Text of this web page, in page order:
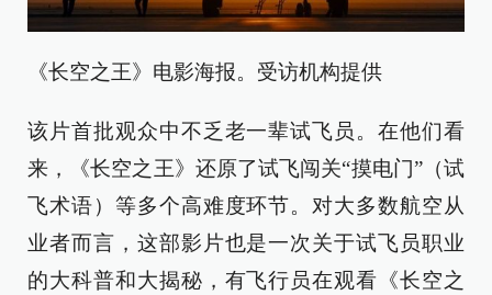
《长空之王》电影海报。受访机构提供
该片首批观众中不乏老一辈试飞员。在他们看
来，《长空之王》还原了试飞闯关“摸电门”（试
飞术语）等多个高难度环节。对大多数航空从
业者而言，这部影片也是一次关于试飞员职业
的大科普和大揭秘，有飞行员在观看《长空之